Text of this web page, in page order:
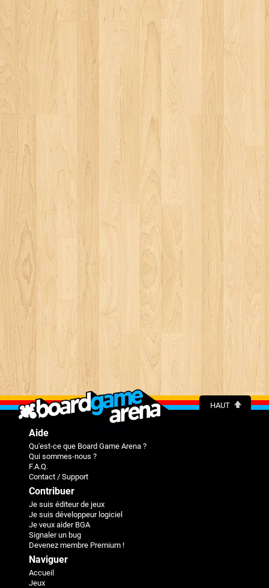
HAUT
Aide
Qu'est-ce que Board Game Arena ?
Qui sommes-nous ?
F.A.Q.
Contact / Support
Contribuer
Je suis éditeur de jeux
Je suis développeur logiciel
Je veux aider BGA
Signaler un bug
Devenez membre Premium !
Naviguer
Accueil
Jeux